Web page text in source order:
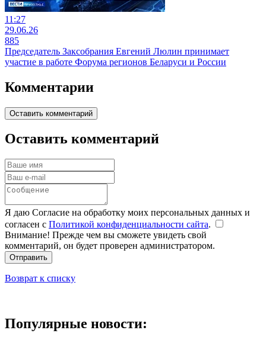
11:27
29.06.26
885
Председатель Заксобрания Евгений Люлин принимает
участие в работе Форума регионов Беларуси и России
Комментарии
Оставить комментарий
Оставить комментарий
Я даю Согласие на обработку моих персональных данных и
согласен с Политикой конфиденциальности сайта.
Внимание! Прежде чем вы сможете увидеть свой
комментарий, он будет проверен администратором.
Отправить
Возврат к списку
Популярные новости: